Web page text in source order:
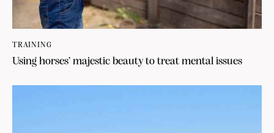
TRAINING
Using horses’ majestic beauty to treat mental issues